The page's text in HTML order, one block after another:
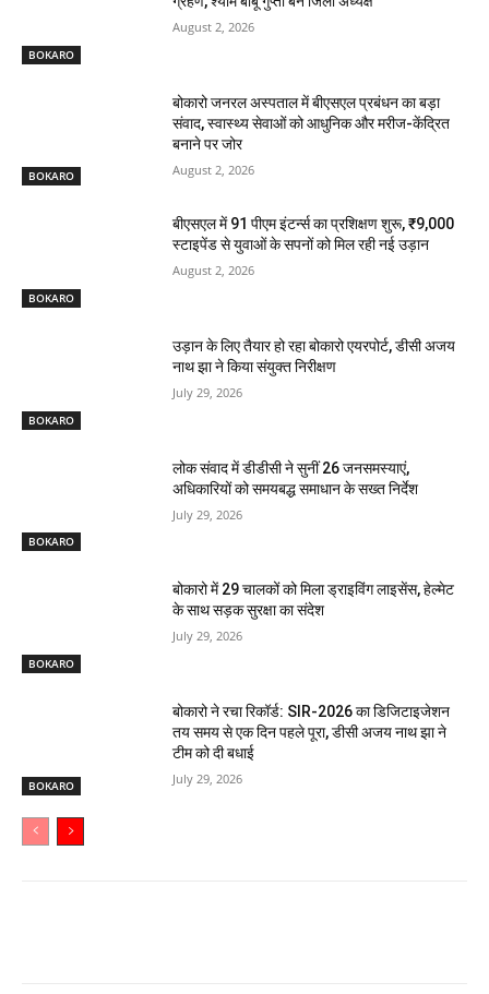
BOKARO
August 2, 2026
BOKARO
बोकारो जनरल अस्पताल में बीएसएल प्रबंधन का बड़ा
संवाद, स्वास्थ्य सेवाओं को आधुनिक और मरीज-केंद्रित
बनाने पर जोर
August 2, 2026
BOKARO
बीएसएल में 91 पीएम इंटर्न्स का प्रशिक्षण शुरू, ₹9,000
स्टाइपेंड से युवाओं के सपनों को मिल रही नई उड़ान
August 2, 2026
BOKARO
उड़ान के लिए तैयार हो रहा बोकारो एयरपोर्ट, डीसी अजय
नाथ झा ने किया संयुक्त निरीक्षण
July 29, 2026
BOKARO
लोक संवाद में डीडीसी ने सुनीं 26 जनसमस्याएं,
अधिकारियों को समयबद्ध समाधान के सख्त निर्देश
July 29, 2026
BOKARO
बोकारो में 29 चालकों को मिला ड्राइविंग लाइसेंस, हेल्मेट
के साथ सड़क सुरक्षा का संदेश
July 29, 2026
BOKARO
बोकारो ने रचा रिकॉर्ड: SIR-2026 का डिजिटाइजेशन
तय समय से एक दिन पहले पूरा, डीसी अजय नाथ झा ने
टीम को दी बधाई
July 29, 2026